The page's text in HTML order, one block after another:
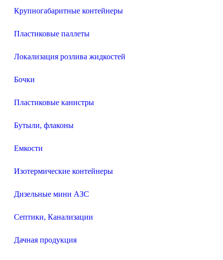
Крупногабаритные контейнеры
Пластиковые паллеты
Локализация розлива жидкостей
Бочки
Пластиковые канистры
Бутыли, флаконы
Емкости
Изотермические контейнеры
Дизельные мини АЗС
Септики, Канализации
Дачная продукция